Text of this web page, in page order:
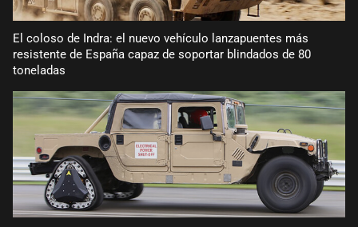
El coloso de Indra: el nuevo vehículo lanzapuentes más
resistente de España capaz de soportar blindados de 80
toneladas